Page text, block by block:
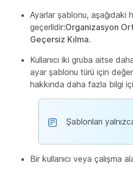
Ayarlar şablonu, aşağıdaki
geçerlidir:Organizasyon
Geçersiz Kılma.
Kullanıcı iki gruba aitse
ayar şablonu türü için
hakkında daha fazla bilgi
Şablonları
Bir kullanıcı veya çalışma